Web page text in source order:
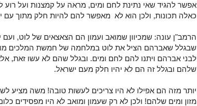
אפשר להגיד שאי נתינת לחם ומים, מראה על קמצנות ועל
כאלה תכונות, ולכן הוא לא מאפשר להם להיות חלק מתוך עם
הרמב"ן עונה: שמכיוון שמואב ועמון הם הצאצאים של לוט,
שבגלל שאברהם הציל את לוט במלחמה של חמשת המלכים מול
לבני אברהם ויתנו להם לחם ומים. ובגלל שהם לא עשו זאת,
שלהם ובגלל זה הם לא יהיו חלק מעם ישראל.
יותר מזה הם אפילו לא היו צריכים לעשות טובה! משה מציע
מזון ומים שלהם! ולכן לא רק שעמון ומואב לא היו מפסידים